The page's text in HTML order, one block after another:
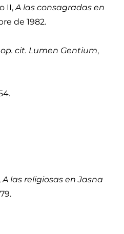
II,A las consagradas en
de 1982.
op. cit. Lumen Gentium,
A las religiosas en Jasna